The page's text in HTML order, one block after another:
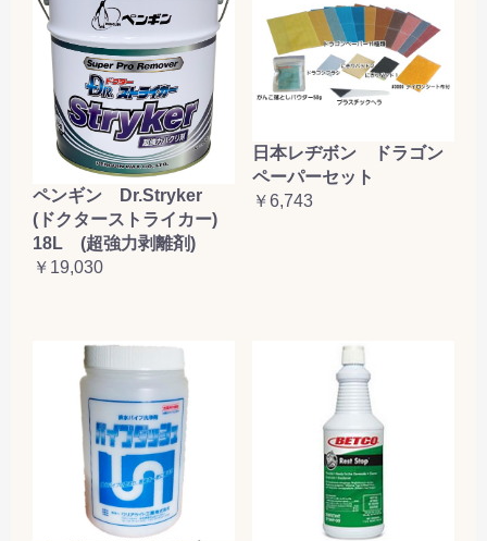
ペンギン Dr.Stryker
(ドクターストライカー)
18L (超強力剥離剤)
￥19,030
日本レヂボン ドラゴン
ペーパーセット
￥6,743